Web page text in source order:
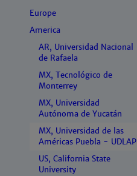
Europe
America
AR, Universidad Nacional
de Rafaela
MX, Tecnológico de
Monterrey
MX, Universidad
Autónoma de Yucatán
MX, Universidad de las
Américas Puebla - UDLAP
US, California State
University